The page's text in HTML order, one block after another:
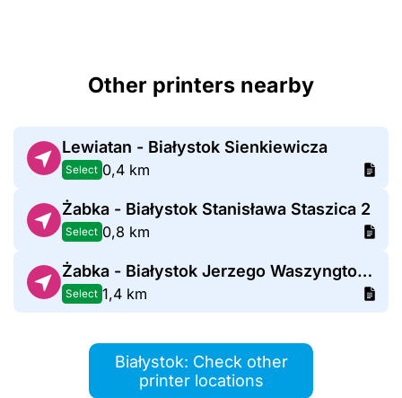
Other printers nearby
Lewiatan - Białystok Sienkiewicza
Select 0,4 km
Żabka - Białystok Stanisława Staszica 2
Select 0,8 km
Żabka - Białystok Jerzego Waszyngtona 34
Select 1,4 km
Białystok: Check other
printer locations